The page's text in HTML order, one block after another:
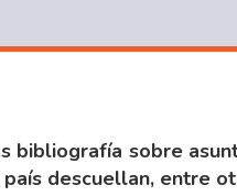
bibliografía sobre
país descuellan, entre